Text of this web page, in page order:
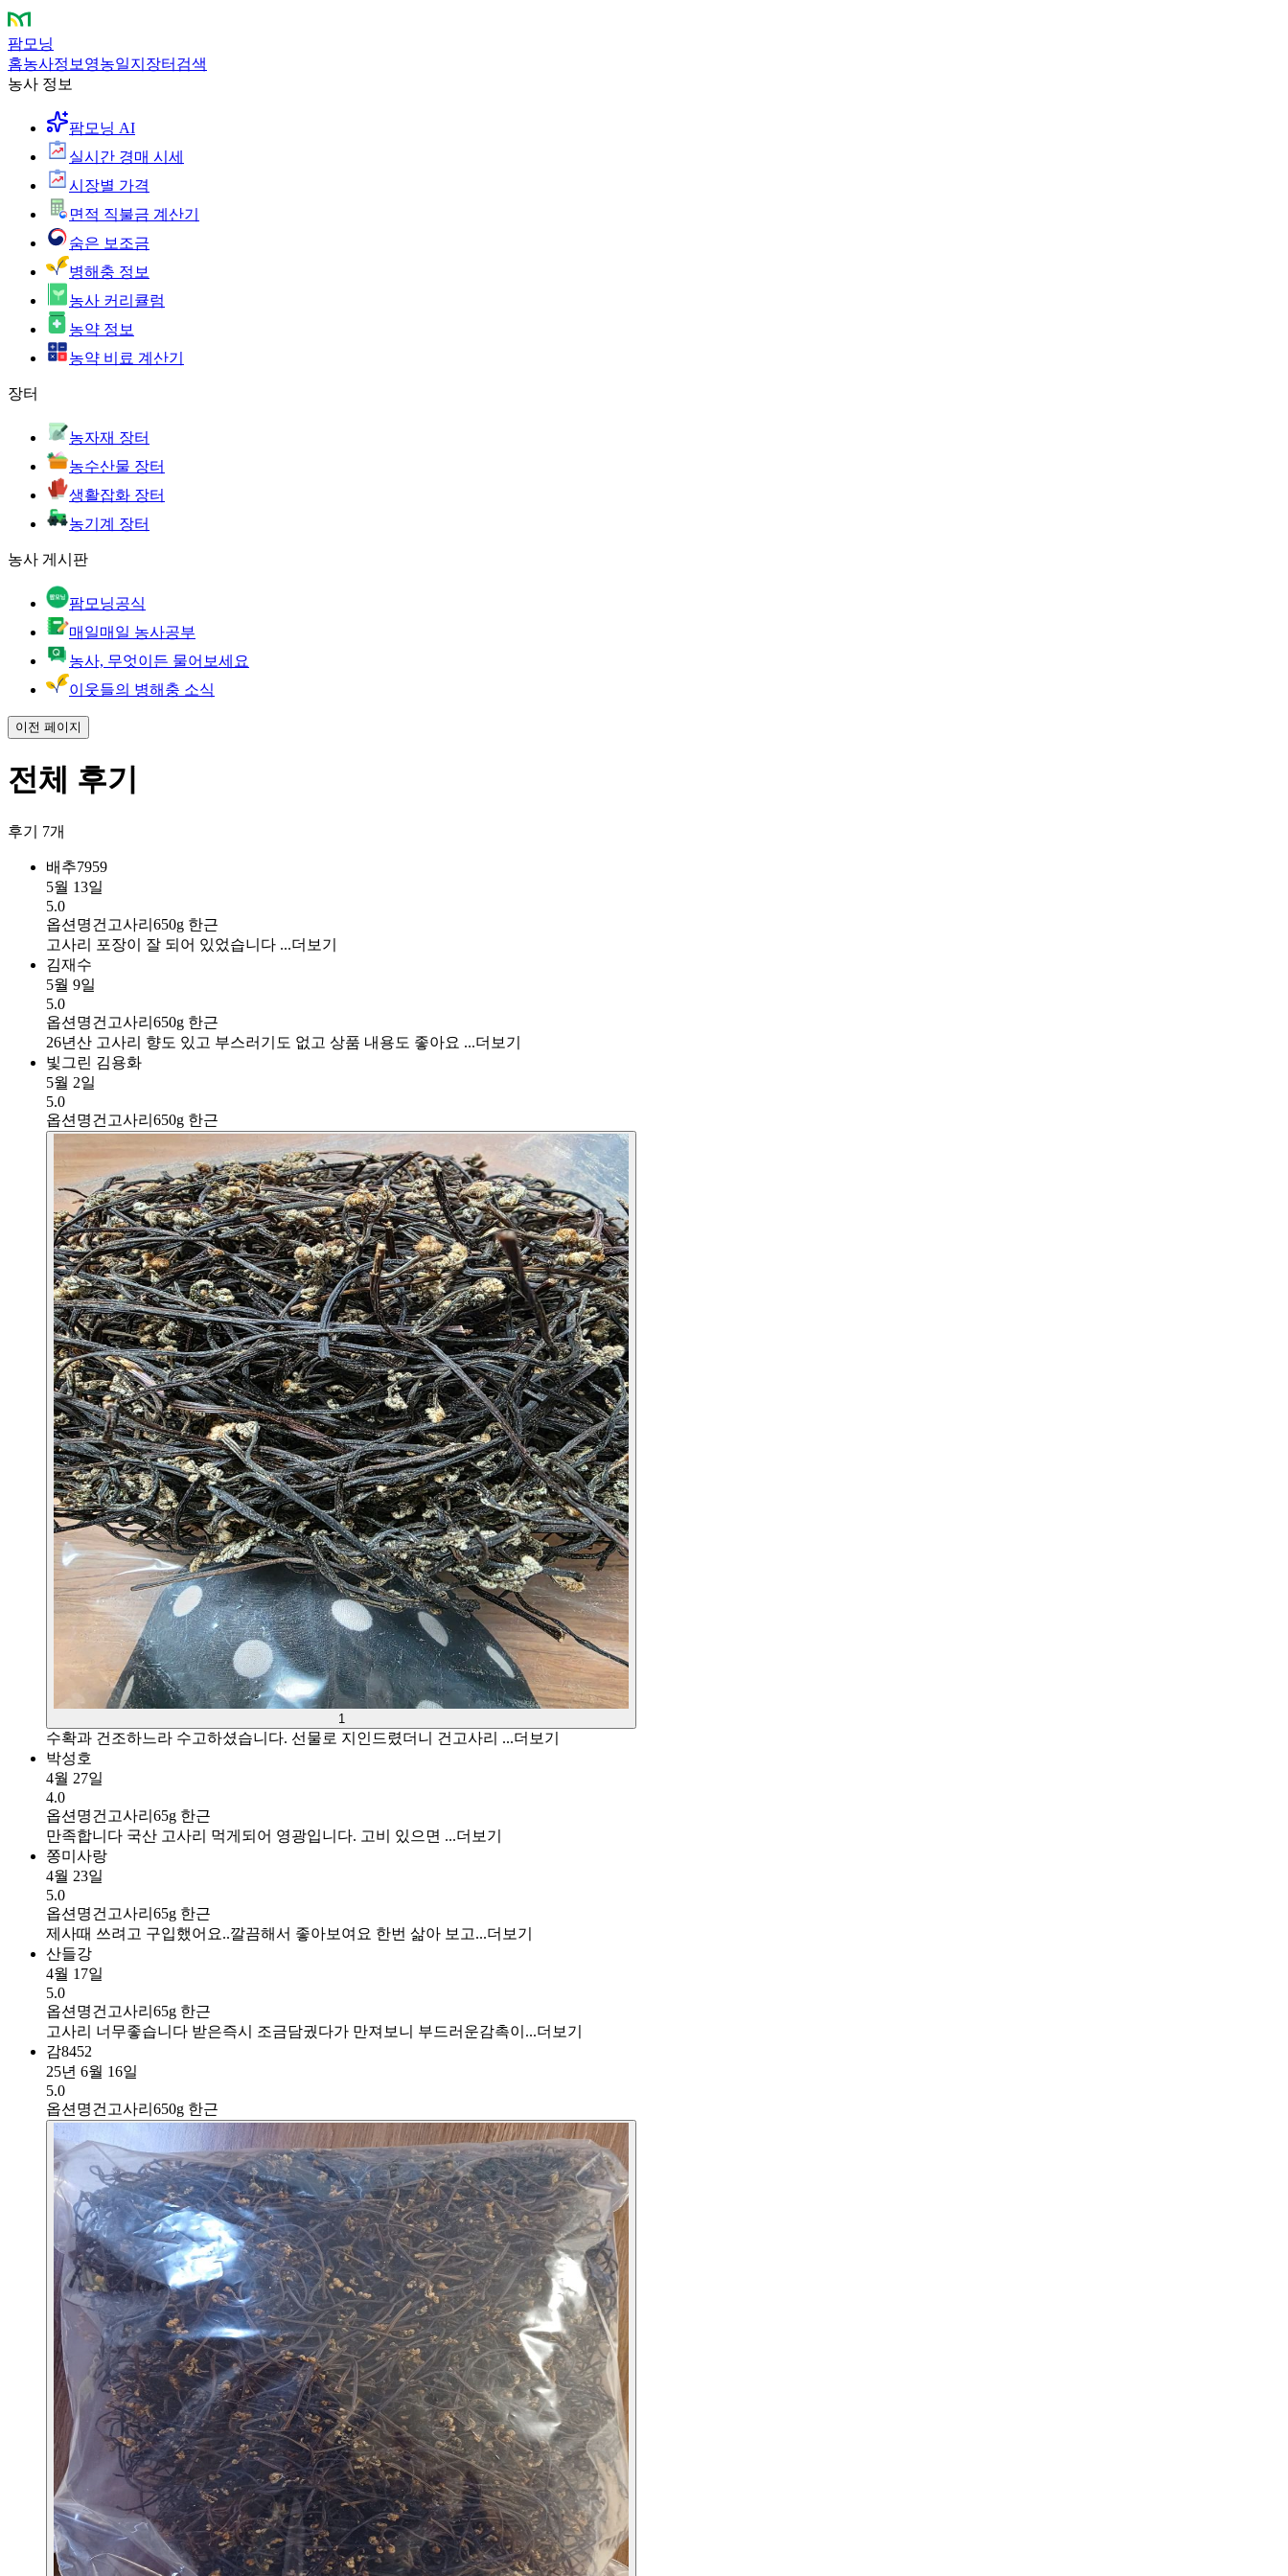
팜모닝
홈농사정보 영농일지 장터 검색
농사 정보
팜모닝 AI
실시간 경매 시세
시장별 가격
면적 직불금 계산기
숨은 보조금
병해충 정보
농사 커리큘럼
농약 정보
농약 비료 계산기
장터
농자재 장터
농수산물 장터
생활잡화 장터
농기계 장터
농사 게시판
팜모닝공식
매일매일 농사공부
농사, 무엇이든 물어보세요
이웃들의 병해충 소식
이전 페이지
전체 후기
후기 7개
배추7959
5월 13일
5.0
옵션명건고사리650g 한근
고사리 포장이 잘 되어 있었습니다 ...더보기
김재수
5월 9일
5.0
옵션명건고사리650g 한근
26년산 고사리 향도 있고 부스러기도 없고 상품 내용도 좋아요 ...더보기
빛그린 김용화
5월 2일
5.0
옵션명건고사리650g 한근
1
수확과 건조하느라 수고하셨습니다. 선물로 지인드렸더니 건고사리 ...더보기
박성호
4월 27일
4.0
옵션명건고사리65g 한근
만족합니다 국산 고사리 먹게되어 영광입니다. 고비 있으면 ...더보기
쫑미사랑
4월 23일
5.0
옵션명건고사리65g 한근
제사때 쓰려고 구입했어요..깔끔해서 좋아보여요 한번 삶아 보고...더보기
산들강
4월 17일
5.0
옵션명건고사리65g 한근
고사리 너무좋습니다 받은즉시 조금담궜다가 만져보니 부드러운감촉이...더보기
감8452
25년 6월 16일
5.0
옵션명건고사리650g 한근